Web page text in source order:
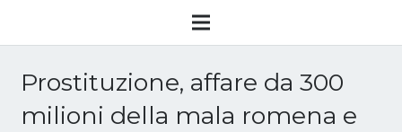
Prostituzione, affare da 300
milioni della mala romena e